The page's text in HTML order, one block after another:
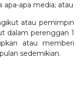
apa-apa media; atau
atau pemimpin
dalam perenggan 1
atau memberi
sedemikian.